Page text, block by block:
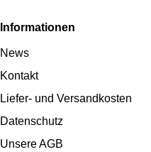
Informationen
News
Kontakt
Liefer- und Versandkosten
Datenschutz
Unsere AGB